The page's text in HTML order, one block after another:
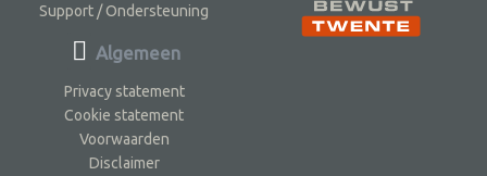
Support / Ondersteuning
Algemeen
Privacy statement
Cookie statement
Voorwaarden
Disclaimer